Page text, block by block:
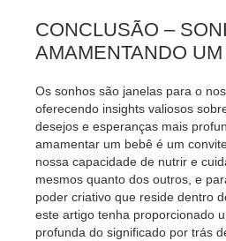
CONCLUSÃO –
AMAMENTANDO
Os sonhos são janelas para o
oferecendo insights valiosos
desejos e esperanças mais
amamentar um bebê é um
nossa capacidade de nutrir e
mesmos quanto dos outros, e
poder criativo que reside dentro
este artigo tenha proporcionado
profunda do significado por trás